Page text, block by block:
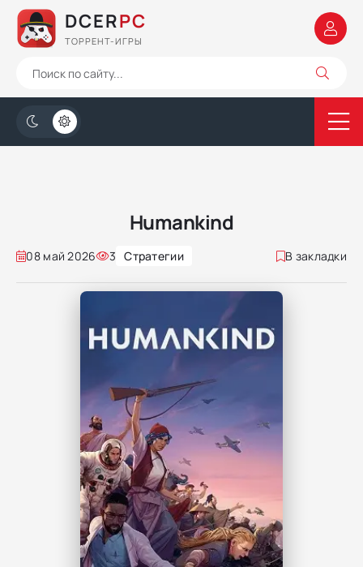
DCERPC
ТОРРЕНТ-ИГРЫ
Humаnkind
08 май 2026 3 Стратегии В закладки